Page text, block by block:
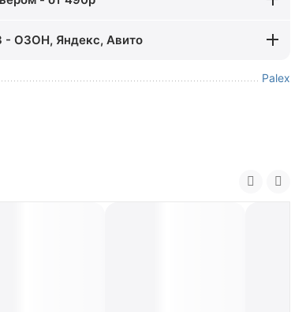
- ОЗОН, Яндекс, Авито
Palex